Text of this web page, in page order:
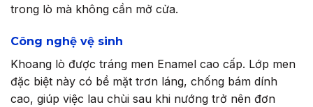
trong lò mà không cần mở cửa.
Công nghệ vệ sinh
Khoang lò được tráng men Enamel cao cấp. Lớp men
đặc biệt này có bề mặt trơn láng, chống bám dính
cao, giúp việc lau chùi sau khi nướng trở nên đơn